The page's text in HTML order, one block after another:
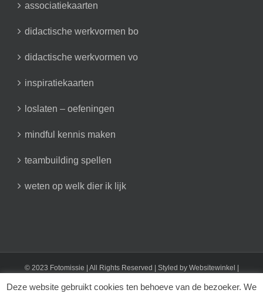
associatiekaarten
didactische werkvormen bo
didactische werkvormen vo
inspiratiekaarten
loslaten – oefeningen
mindful kennis maken
teambuilding spellen
weten op welk dier ik lijk
© 2023 Fotomissie | All Rights Reserved | Styled by Websitewinkel
Deze website gebruikt cookies ten behoeve van de bezoeker. We